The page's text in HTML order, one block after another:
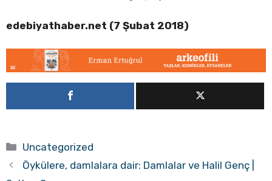
edebiyathaber.net (7 Şubat 2018)
Kategoriler
Uncategorized
Öykülere, damlalara dair: Damlalar ve Halil Genç |